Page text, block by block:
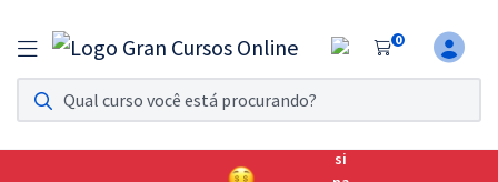
0
Assinatura Ilimitada 11
Acesso a todos os cursos. Teste grátis por 7 dias!
Assinatura OAB Até Passar